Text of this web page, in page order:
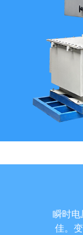
瞬时
佳。